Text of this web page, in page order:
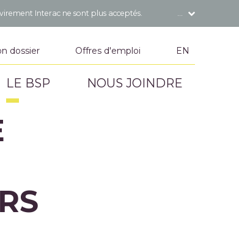
Interac ne sont plus acceptés.
dossier Offres d'emploi EN
LE BSP NOUS JOINDRE